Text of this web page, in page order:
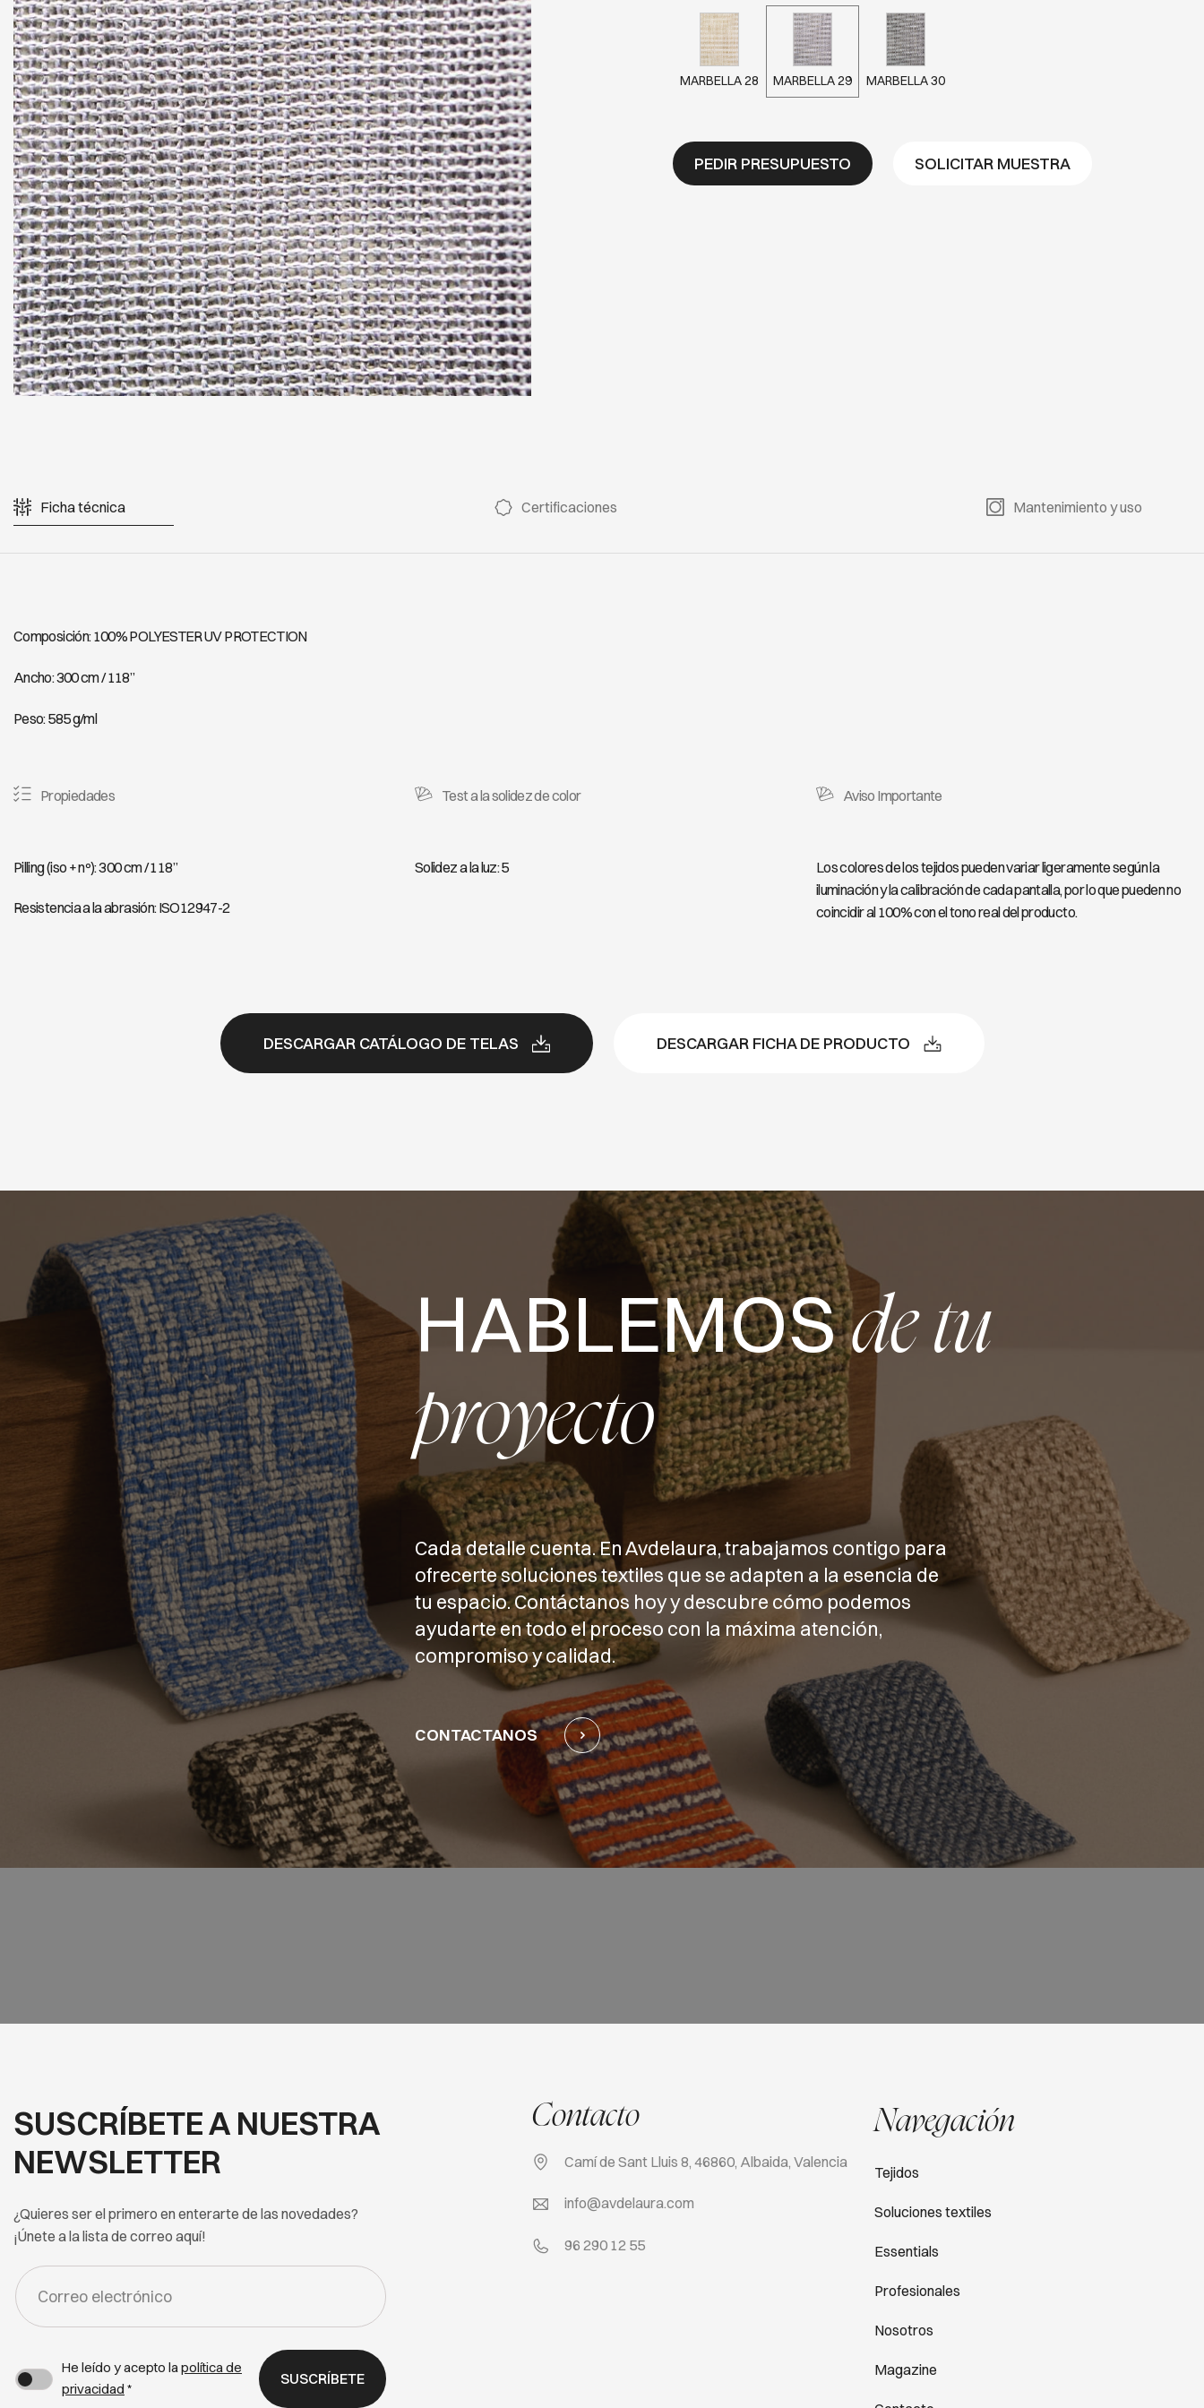
MARBELLA 28 MARBELLA 29 MARBELLA 30
PEDIR PRESUPUESTO SOLICITAR MUESTRA
Ficha técnica Certificaciones Mantenimiento y uso
Composición: 100% POLYESTER UV PROTECTION
Ancho: 300 cm / 118”
Peso: 585 g/ml
Propiedades
Pilling (iso + nº): 300 cm / 118”
Resistencia a la abrasión: ISO12947-2
Test a la solidez de color
Solidez a la luz: 5
Aviso Importante
Los colores de los tejidos pueden variar ligeramente según la
iluminación y la calibración de cada pantalla, por lo que pueden no
coincidir al 100% con el tono real del producto.
DESCARGAR CATÁLOGO DE TELAS DESCARGAR FICHA DE PRODUCTO
HABLEMOSde tu
proyecto
Cada detalle cuenta. En Avdelaura, trabajamos contigo para
ofrecerte soluciones textiles que se adapten a la esencia de
tu espacio. Contáctanos hoy y descubre cómo podemos
ayudarte en todo el proceso con la máxima atención,
compromiso y calidad.
CONTACTANOS
SUSCRÍBETE A NUESTRA
NEWSLETTER
¿Quieres ser el primero en enterarte de las novedades?
¡Únete a la lista de correo aquí!
FORM
NEWSLETTER
He leído y acepto lapolítica de
privacidad *
SUSCRÍBETE
Contacto
Camí de Sant Lluis 8, 46860, Albaida, Valencia
info@avdelaura.com
96 290 12 55
Navegación
Tejidos
Soluciones textiles
Essentials
Profesionales
Nosotros
Magazine